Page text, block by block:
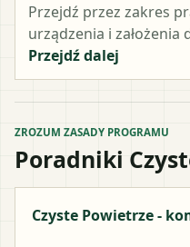
Przejdź przez zakres
urządzenia i
Przejdź dalej
ZROZUM ZASADY PROGRAMU
Poradniki
Czyste Powietrze -